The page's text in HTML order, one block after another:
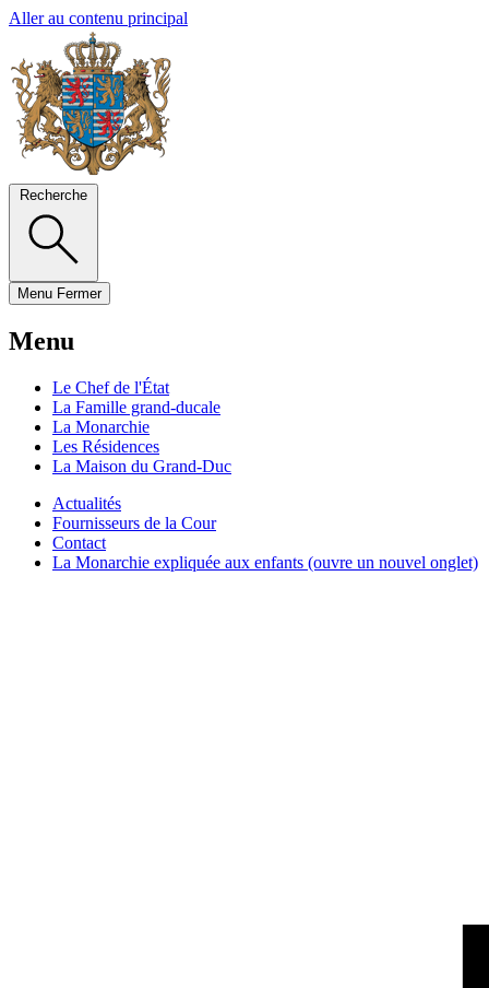
Aller au contenu principal
Recherche
Menu Fermer
Menu
Le Chef de l'État
La Famille grand-ducale
La Monarchie
Les Résidences
La Maison du Grand-Duc
Actualités
Fournisseurs de la Cour
Contact
La Monarchie expliquée aux enfants (ouvre un nouvel onglet)